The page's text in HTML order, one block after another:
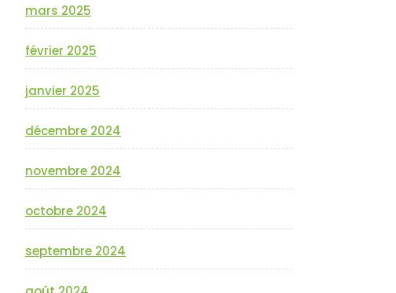
mars 2025
février 2025
janvier 2025
décembre 2024
novembre 2024
octobre 2024
septembre 2024